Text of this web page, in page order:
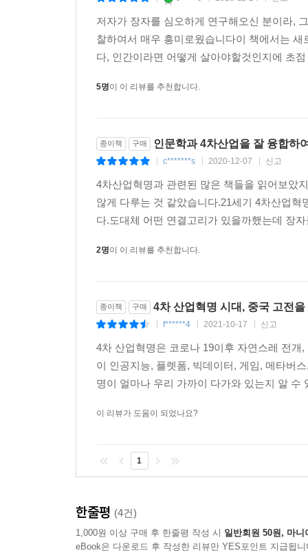
저자가 장자를 심오하게 연구해오신 분이라,
찰하여서 매우 흥미로웠습니다이 책에서는
다, 인간이라면 어떻게 살아야할것인지에 초
5명이 이 리뷰를 추천합니다.
종이책 구매 인문학과 4차산업을 잘 융합하
c*******s 2020-12-07 신고
4차산업혁명과 관련된 많은 책들을 읽어보았
않게 다루는 것 같았습니다.21세기 4차산업
다.도대체 어떤 연결고리가 있을까했는데 장
2명이 이 리뷰를 추천합니다.
종이책 구매 4차 산업혁명 시대, 중국 고전
f******4 2021-10-17 신고
4차 산업혁명은 코로나 19이후 자연스레 전
이 인공지능, 플렛폼, 빅데이터, 게임, 메타버
명이 얼마나 우리 가까이 다가와 있는지 알
이 리뷰가 도움이 되었나요?
1
한줄평 (4건)
1,000원 이상 구매 후 한줄평 작성 시 일반회원 50원, 마니
eBook은 다운로드 후 작성한 리뷰만 YES포인트 지급됩니